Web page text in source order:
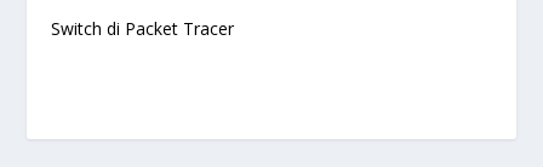
Switch di Packet Tracer